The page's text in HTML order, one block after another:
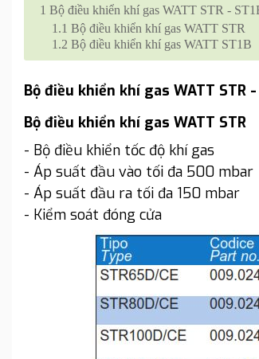
1 Bộ điều khiển khí gas WATT STR -
1.1 Bộ điều khiển khí gas WATT STR
1.2 Bộ điều khiển khí gas WATT ST1B
Bộ điều khiển khí gas WATT STR
Bộ điều khiển khí gas WATT STR
- Bộ điều khiển tốc độ khí gas
- Áp suất đầu vào tối đa 500 mbar
- Áp suất đầu ra tối đa 150 mbar
- Kiểm soát đóng cửa